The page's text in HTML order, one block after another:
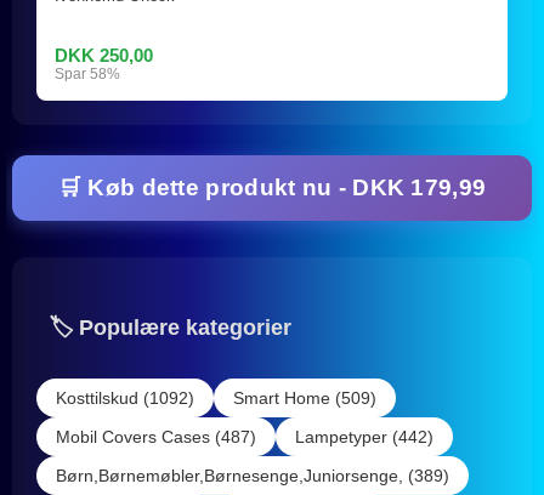
DKK 250,00
Spar 58%
🛒 Køb dette produkt nu - DKK 179,99
🏷️ Populære kategorier
Kosttilskud (1092)
Smart Home (509)
Mobil Covers Cases (487)
Lampetyper (442)
Børn,Børnemøbler,Børnesenge,Juniorsenge, (389)